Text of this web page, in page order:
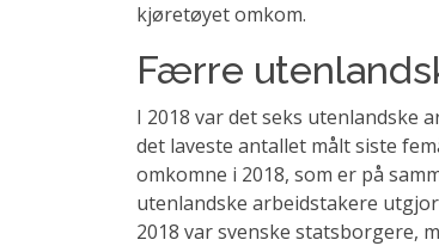
kjøretøyet omkom.
Færre
I 2018 var det seks utenlandske
det laveste antallet målt siste
omkomne i 2018, som er på
utenlandske arbeidstakere
2018 var svenske statsborgere,